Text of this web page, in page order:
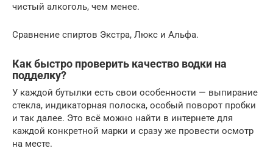
чистый алкоголь, чем менее.
Сравнение спиртов Экстра, Люкс и Альфа.
Как быстро проверить качество водки на
подделку?
У каждой бутылки есть свои особенности — выпирание
стекла, индикаторная полоска, особый поворот пробки
и так далее. Это всё можно найти в интернете для
каждой конкретной марки и сразу же провести осмотр
на месте.